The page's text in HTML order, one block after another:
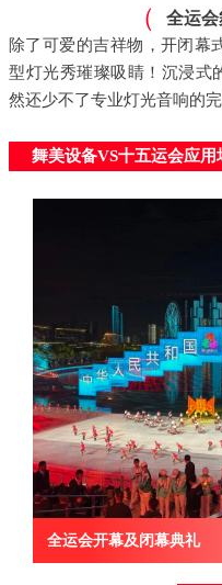
（ 全运会
除了可爱的吉祥物，开闭幕
型灯光秀璀璨吸睛！沉浸式
然还少不了专业灯光音响的完
舞美设备VS十五运会应用
全运会开幕及闭幕典礼